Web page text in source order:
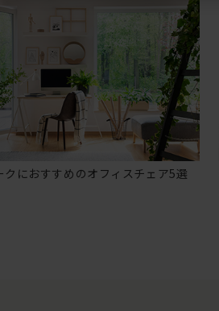
クにおすすめのオフィスチェア5選